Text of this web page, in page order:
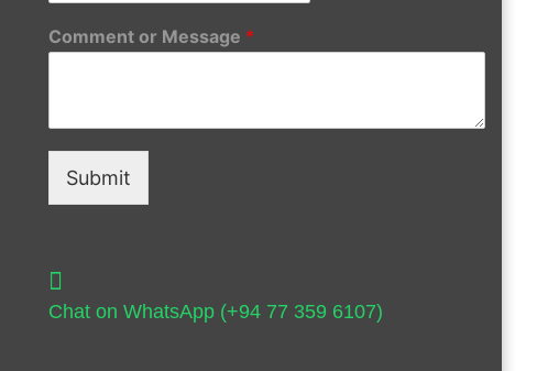
Comment or Message *
Submit
Chat on WhatsApp (+94 77 359 6107)